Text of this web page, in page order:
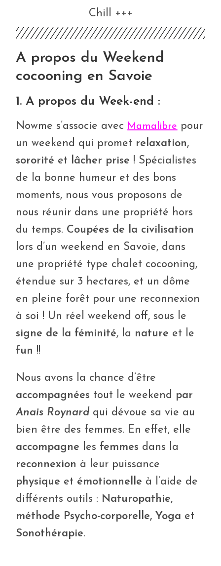
Chill +++
A propos du Weekend
cocooning en Savoie
1. A propos du Week-end :
Nowme s’associe avec Mamalibre pour
un weekend qui promet relaxation,
sororité et lâcher prise ! Spécialistes
de la bonne humeur et des bons
moments, nous vous proposons de
nous réunir dans une propriété hors
du temps. Coupées de la civilisation
lors d’un weekend en Savoie, dans
une propriété type chalet cocooning,
étendue sur 3 hectares, et un dôme
en pleine forêt pour une reconnexion
à soi ! Un réel weekend off, sous le
signe de la féminité, la nature et le
fun !!
Nous avons la chance d’être
accompagnées tout le weekend par
Anais Roynard qui dévoue sa vie au
bien être des femmes. En effet, elle
accompagne les femmes dans la
reconnexion à leur puissance
physique et émotionnelle à l’aide de
différents outils : Naturopathie,
méthode Psycho-corporelle, Yoga et
Sonothérapie.